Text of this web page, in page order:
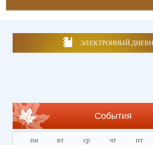
ЭЛЕКТРОННЫЙ
События
пн вт ср чт пт